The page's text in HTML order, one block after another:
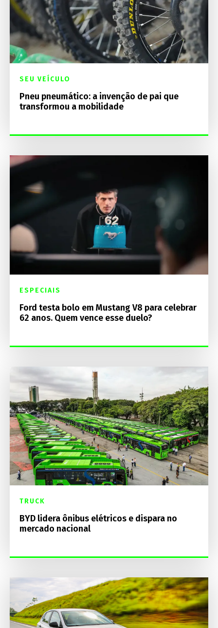
SEU VEÍCULO
Pneu pneumático: a invenção de pai que
transformou a mobilidade
ESPECIAIS
Ford testa bolo em Mustang V8 para celebrar
62 anos. Quem vence esse duelo?
TRUCK
BYD lidera ônibus elétricos e dispara no
mercado nacional